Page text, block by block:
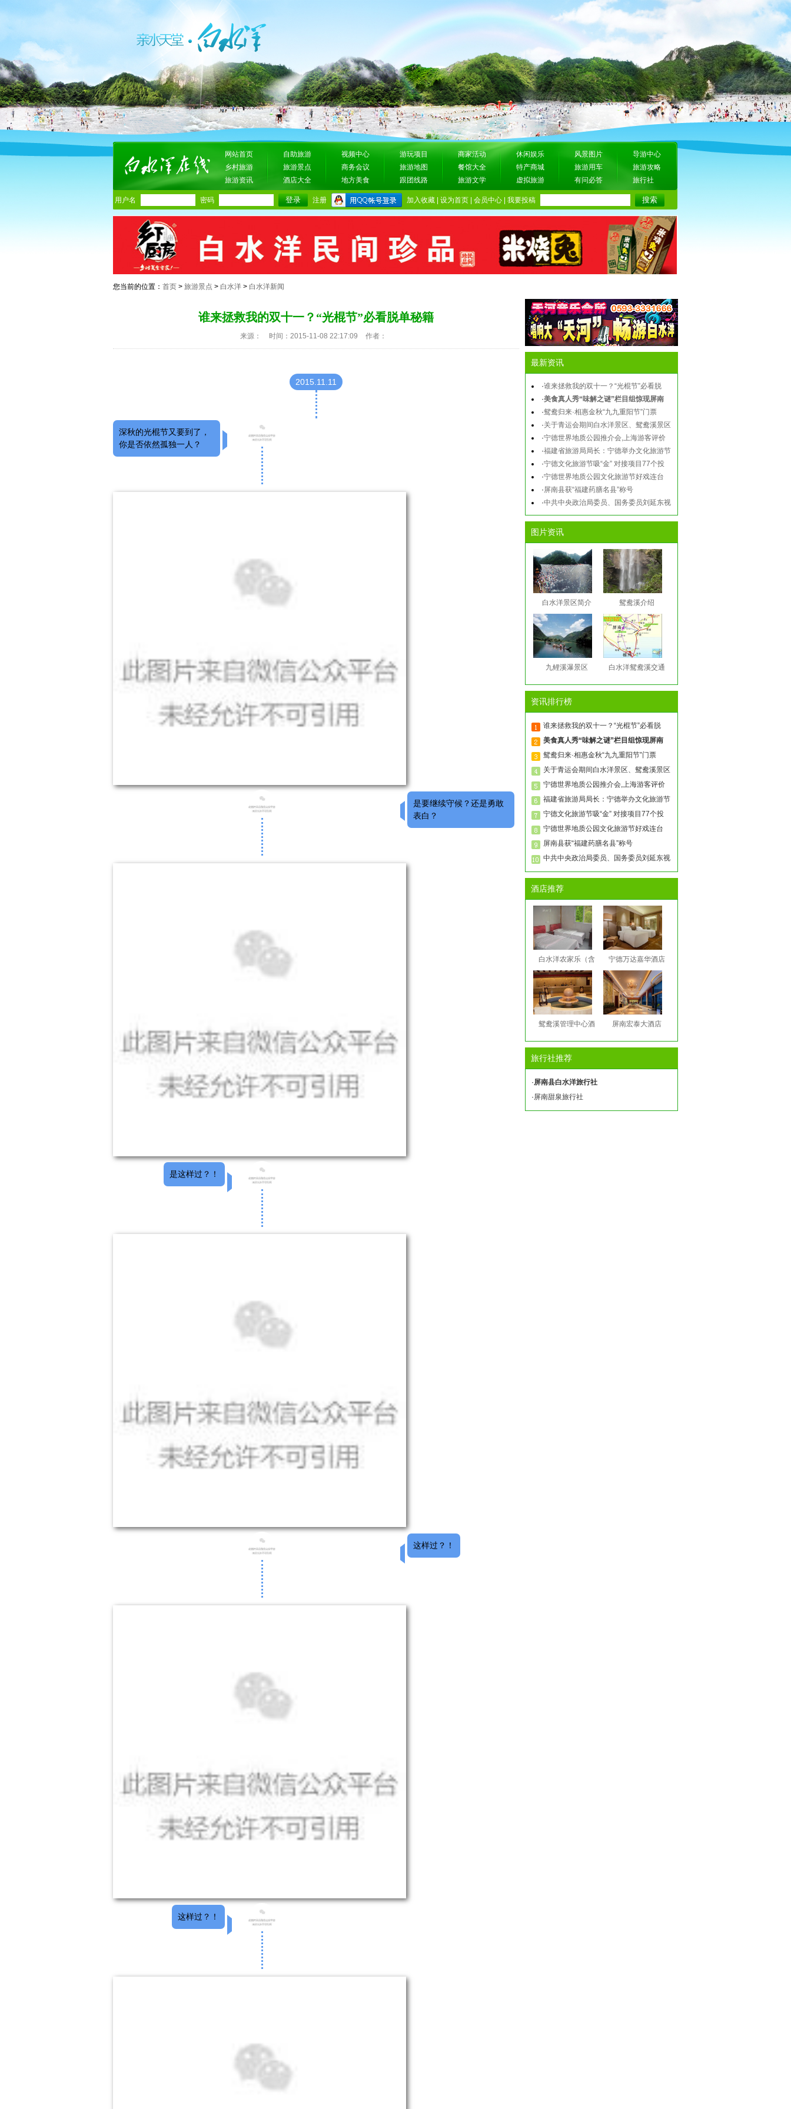
网站首页
乡村旅游
旅游资讯
自助旅游
旅游景点
酒店大全
视频中心
商务会议
地方美食
游玩项目
旅游地图
跟团线路
商家活动
餐馆大全
旅游文学
休闲娱乐
特产商城
虚拟旅游
风景图片
旅游用车
有问必答
导游中心
旅游攻略
旅行社
用户名 密码 注册 加入收藏 设为首页 会员中心 我要投稿
您当前的位置： 首页 > 旅游景点 > 白水洋 > 白水洋新闻
谁来拯救我的双十一？“光棍节”必看脱单秘籍
来源： 时间：2015-11-08 22:17:09 作者：
2015.11.11
深秋的光棍节又要到了，
你是否依然孤独一人？
是要继续守候？还是勇敢
表白？
是这样过？！
这样过？！
这样过？！
最新资讯
·谁来拯救我的双十一？“光棍节”必看脱
·美食真人秀“味解之谜”栏目组惊现屏南
·鸳鸯归来·相惠金秋“九九重阳节”门票
·关于青运会期间白水洋景区、鸳鸯溪景区
·宁德世界地质公园推介会,上海游客评价
·福建省旅游局局长：宁德举办文化旅游节
·宁德文化旅游节吸“金” 对接项目77个投
·宁德世界地质公园文化旅游节好戏连台
·屏南县获“福建药膳名县”称号
·中共中央政治局委员、国务委员刘延东视
图片资讯
白水洋景区简介 鸳鸯溪介绍
九鲤溪瀑景区 白水洋鸳鸯溪交通
资讯排行榜
谁来拯救我的双十一？“光棍节”必看脱
美食真人秀“味解之谜”栏目组惊现屏南
鸳鸯归来·相惠金秋“九九重阳节”门票
关于青运会期间白水洋景区、鸳鸯溪景区
宁德世界地质公园推介会,上海游客评价
福建省旅游局局长：宁德举办文化旅游节
宁德文化旅游节吸“金” 对接项目77个投
宁德世界地质公园文化旅游节好戏连台
屏南县获“福建药膳名县”称号
中共中央政治局委员、国务委员刘延东视
酒店推荐
白水洋农家乐（含 宁德万达嘉华酒店
鸳鸯溪管理中心酒 屏南宏泰大酒店
旅行社推荐
·屏南县白水洋旅行社
·屏南甜泉旅行社